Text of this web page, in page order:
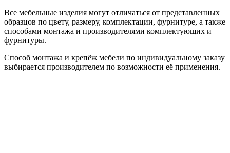
Все мебельные изделия могут отличаться от представленных
образцов по цвету, размеру, комплектации, фурнитуре, а также
способами монтажа и производителями комплектующих и
фурнитуры.
Способ монтажа и крепёж мебели по индивидуальному заказу
выбирается производителем по возможности её применения.